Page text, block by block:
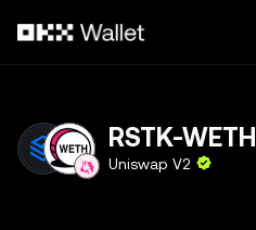
RSTK-WETH
Uniswap V2